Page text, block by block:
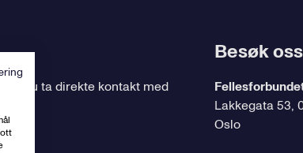
, kan du ta direkte kontakt med
Besøk oss
Lakkegata 53,
Oslo